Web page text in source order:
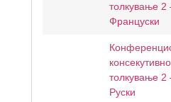
толкување 2
Француски
консекутивно
толкување 2
Руски